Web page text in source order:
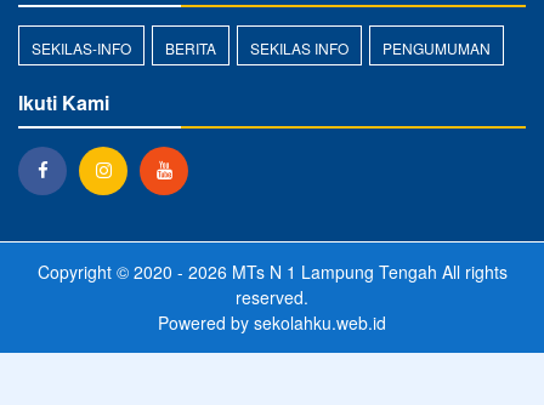
SEKILAS-INFO BERITA SEKILAS INFO PENGUMUMAN
Ikuti Kami
Copyright © 2020 - 2026 MTs N 1 Lampung Tengah All rights
reserved.
Powered by sekolahku.web.id